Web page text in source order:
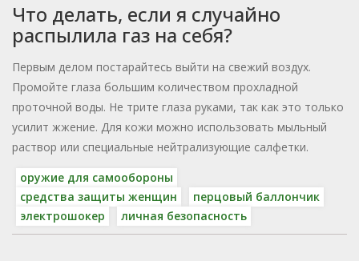
Что делать, если я случайно
распылила газ на себя?
Первым делом постарайтесь выйти на свежий воздух.
Промойте глаза большим количеством прохладной
проточной воды. Не трите глаза руками, так как это только
усилит жжение. Для кожи можно использовать мыльный
раствор или специальные нейтрализующие салфетки.
оружие для самообороны
средства защиты женщин
перцовый баллончик
электрошокер
личная безопасность